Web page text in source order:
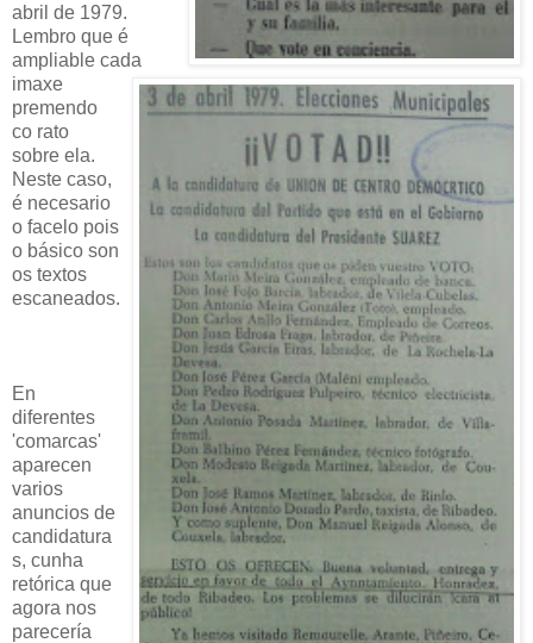
abril de 1979.
Lembro que é
ampliable cada
imaxe
premendo
co rato
sobre ela.
Neste caso,
é necesario
o facelo pois
o básico son
os textos
escaneados.
En
diferentes
'comarcas'
aparecen
varios
anuncios de
candidatura
s, cunha
retórica que
agora nos
parecería